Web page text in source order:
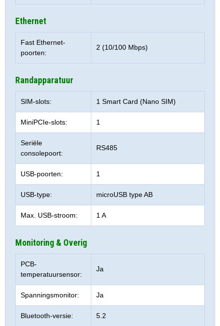
Ethernet
Fast Ethernet-
poorten:
2 (10/100 Mbps)
Randapparatuur
SIM-slots: 1 Smart Card (Nano SIM)
MiniPCIe-slots: 1
Seriële
consolepoort:
RS485
USB-poorten: 1
USB-type: microUSB type AB
Max. USB-stroom: 1 A
Monitoring & Overig
PCB-
temperatuursensor:
Ja
Spanningsmonitor: Ja
Bluetooth-versie: 5.2